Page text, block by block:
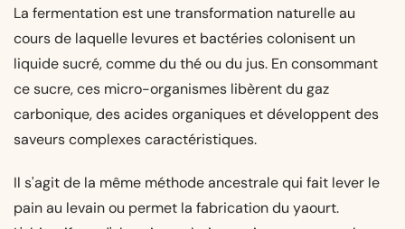
La fermentation est une transformation naturelle au
cours de laquelle levures et bactéries colonisent un
liquide sucré, comme du thé ou du jus. En consommant
ce sucre, ces micro-organismes libèrent du gaz
carbonique, des acides organiques et développent des
saveurs complexes caractéristiques.
Il s'agit de la même méthode ancestrale qui fait lever le
pain au levain ou permet la fabrication du yaourt.